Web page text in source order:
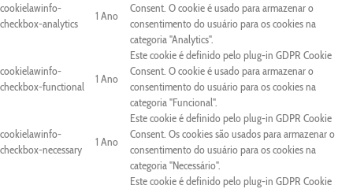
cookielawinfo-
checkbox-analytics
1 Ano
Consent. O cookie é usado para armazenar o
consentimento do usuário para os cookies na
categoria "Analytics".
cookielawinfo-
checkbox-functional
1 Ano
Este cookie é definido pelo plug-in GDPR Cookie
Consent. O cookie é usado para armazenar o
consentimento do usuário para os cookies na
categoria "Funcional".
cookielawinfo-
checkbox-necessary
1 Ano
Este cookie é definido pelo plug-in GDPR Cookie
Consent. Os cookies são usados para armazenar o
consentimento do usuário para os cookies na
categoria "Necessário".
Este cookie é definido pelo plug-in GDPR Cookie